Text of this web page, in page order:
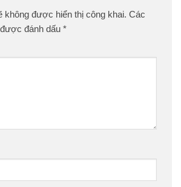
không được hiển thị công khai. Các
đánh dấu *